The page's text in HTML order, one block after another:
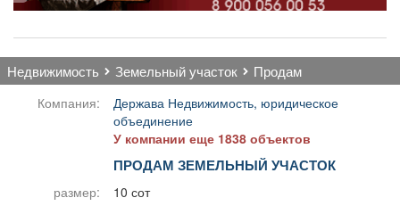
недвижимость земельный участок продам
Компания:
Держава Недвижимость, юридическое
объединение
У компании еще 1838 объектов
ПРОДАМ ЗЕМЕЛЬНЫЙ УЧАСТОК
размер:
10 сот